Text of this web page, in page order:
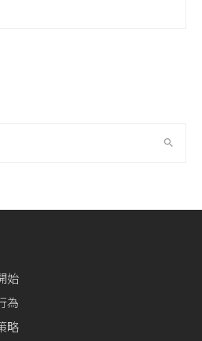
始
為
略